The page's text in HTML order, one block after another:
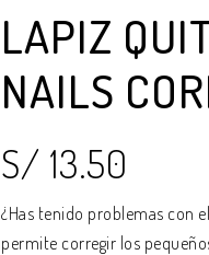
LAPIZ
NAILS
S/ 13.50
¿Has tenido problemas con
permite corregir los